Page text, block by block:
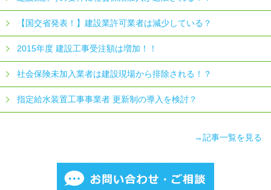
【国交省発表！】建設業許可業者は減少している？
2015年度 建設工事受注額は増加！！
社会保険未加入業者は建設現場から排除される！？
指定給水装置工事事業者 更新制の導入を検討？
→記事一覧を見る